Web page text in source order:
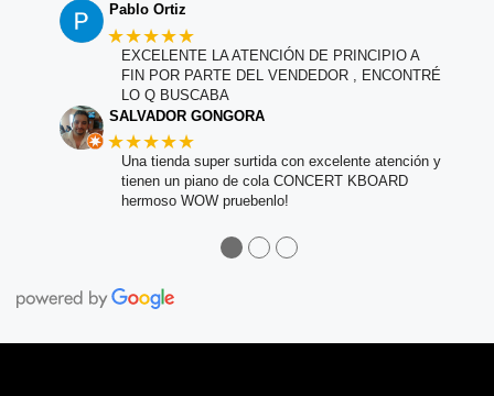
Pablo Ortiz
★★★★★
EXCELENTE LA ATENCIÓN DE PRINCIPIO A
FIN POR PARTE DEL VENDEDOR , ENCONTRÉ
LO Q BUSCABA
SALVADOR GONGORA
★★★★★
Una tienda super surtida con excelente atención y
tienen un piano de cola CONCERT KBOARD
hermoso WOW pruebenlo!
●●●